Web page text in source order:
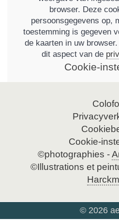
browser. Deze
persoonsgegevens op,
toestemming is gegeven
de kaarten in uw
dit aspect van de
Cookie-
Cookie-
©photographies -
©Illustrations et
© 2026